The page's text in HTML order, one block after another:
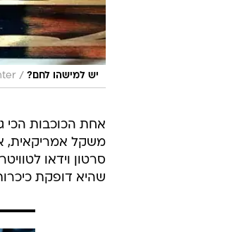
יש למישהו לחם? /
אחת הכוכבות הכי
משקל אמריקאית,
שהיא דופקת